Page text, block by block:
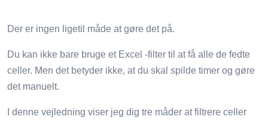
Der er ingen ligetil måde at gøre det på.
Du kan ikke bare bruge et Excel -filter til at få alle de fedte
celler. Men det betyder ikke, at du skal spilde timer og gøre
det manuelt.
I denne vejledning viser jeg dig tre måder at filtrere celler